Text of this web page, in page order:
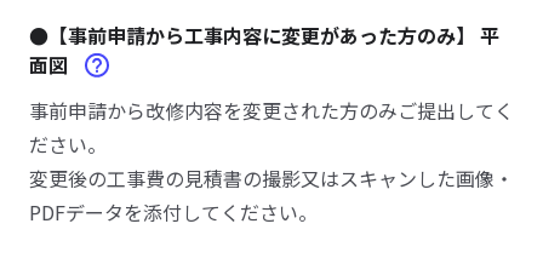
●【事前申請から工事内容に変更があった方のみ】 平
面図
事前申請から改修内容を変更された方のみご提出してく
ださい。
変更後の工事費の見積書の撮影又はスキャンした画像・
PDFデータを添付してください。